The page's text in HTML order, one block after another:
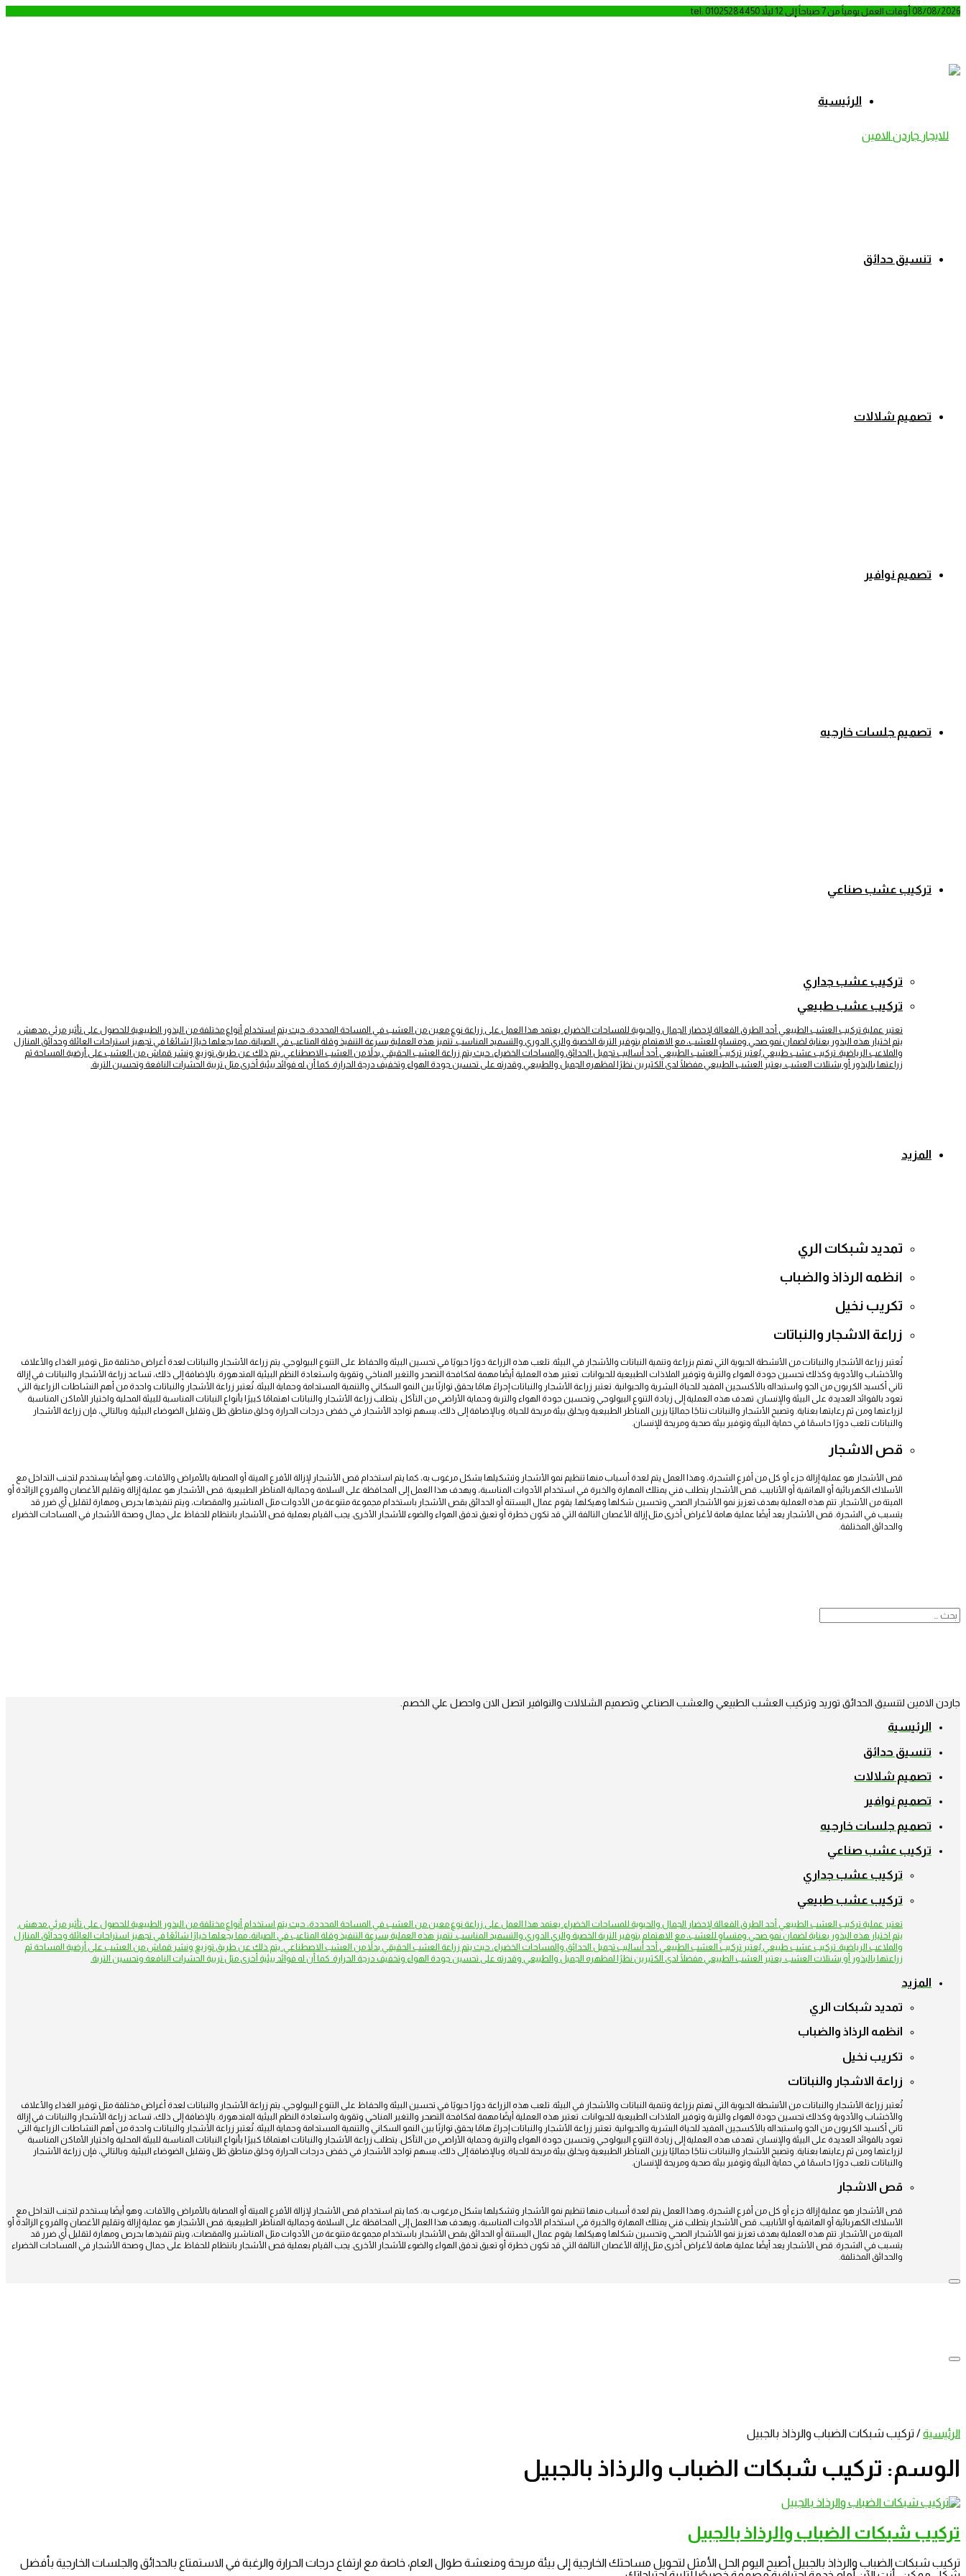
08/08/2026 أوقات العمل يومياً من 7 صباحاً إلى 12 ليلاً tel: 01025284450
الرئيسية
تنسيق حدائق
تصميم شلالات
تصميم نوافير
تصميم جلسات خارجيه
تركيب عشب صناعي
تركيب عشب جداري
تركيب عشب طبيعي
تعتبر عملية تركيب العشب الطبيعي أحد الطرق الفعالة لإحضار الجمال والحيوية للمساحات الخضراء. يعتمد هذا العمل على زراعة نوع معين من العشب في المساحة المحددة، حيث يتم استخدام أنواع مختلفة من البذور الطبيعية للحصول على تأثير مرئي مدهش.
يتم اختيار هذه البذور بعناية لضمان نمو صحي ومتساوٍ للعشب، مع الاهتمام بتوفير التربة الخصبة والري الدوري والتسميد المناسب. تتميز هذه العملية بسرعة التنفيذ وقلة المتاعب في الصيانة، مما يجعلها خيارًا شائعًا في تجهيز استراحات العائلة وحدائق المنازل
والملاعب الرياضية. تركيب عشب طبيعي يُعتبر تركيب العشب الطبيعي أحد أساليب تجميل الحدائق والمساحات الخضراء، حيث يتم زراعة العشب الحقيقي بدلاً من العشب الاصطناعي. يتم ذلك عن طريق توزيع ونشر قماش من العشب على أرضية المساحة ثم
زراعتها بالبذور أو بشتلات العشب. يعتبر العشب الطبيعي مفضلًا لدى الكثيرين نظرًا لمظهره الجميل والطبيعي وقدرته على تحسين جودة الهواء وتخفيف درجة الحرارة. كما أن له فوائد بيئية أخرى مثل تربية الحشرات النافعة وتحسين التربة.
المزيد
تمديد شبكات الري
انظمه الرذاذ والضباب
تكريب نخيل
زراعة الاشجار والنباتات
تُعتبر زراعة الأشجار والنباتات من الأنشطة الحيوية التي تهتم بزراعة وتنمية النباتات والأشجار في البيئة. تلعب هذه الزراعة دورًا حيويًا في تحسين البيئة والحفاظ على التنوع البيولوجي. يتم زراعة الأشجار والنباتات لعدة أغراض مختلفة مثل توفير الغذاء والأعلاف
والأخشاب والأدوية وكذلك تحسين جودة الهواء والتربة وتوفير الملاذات الطبيعية للحيوانات. تعتبر هذه العملية أيضًا مهمة لمكافحة التصحر والتغير المناخي وتقوية واستعادة النظم البيئية المتدهورة. بالإضافة إلى ذلك، تساعد زراعة الأشجار والنباتات في إزالة
ثاني أكسيد الكربون من الجو واستبداله بالأكسجين المفيد للحياة البشرية والحيوانية. تعتبر زراعة الأشجار والنباتات إجراءً هامًا يحقق توازنًا بين النمو السكاني والتنمية المستدامة وحماية البيئة. تُعتبر زراعة الأشجار والنباتات واحدة من أهم النشاطات الزراعية التي
تعود بالفوائد العديدة على البيئة والإنسان. تهدف هذه العملية إلى زيادة التنوع البيولوجي وتحسين جودة الهواء والتربة وحماية الأراضي من التآكل. يتطلب زراعة الأشجار والنباتات اهتمامًا كبيرًا بأنواع النباتات المناسبة للبيئة المحلية واختيار الأماكن المناسبة
لزراعتها ومن ثم رعايتها بعناية. وتصبح الأشجار والنباتات نتاجًا جماليًا يزين المناظر الطبيعية ويخلق بيئة مريحة للحياة. وبالإضافة إلى ذلك، يسهم تواجد الأشجار في خفض درجات الحرارة وخلق مناطق ظل وتقليل الضوضاء البيئية. وبالتالي، فإن زراعة الأشجار
والنباتات تلعب دورًا حاسمًا في حماية البيئة وتوفير بيئة صحية ومريحة للإنسان.
قص الاشجار
قص الأشجار هو عملية إزالة جزء أو كل من أفرع الشجرة، وهذا العمل يتم لعدة أسباب منها تنظيم نمو الأشجار وتشكيلها بشكل مرغوب به، كما يتم استخدام قص الأشجار لإزالة الأفرع الميتة أو المصابة بالأمراض والآفات، وهو أيضًا يستخدم لتجنب التداخل مع
الأسلاك الكهربائية أو الهاتفية أو الأنابيب. قص الأشجار يتطلب فني يمتلك المهارة والخبرة في استخدام الأدوات المناسبة، ويهدف هذا العمل إلى المحافظة على السلامة وجمالية المناظر الطبيعية. قص الأشجار هو عملية إزالة وتقليم الأغصان والفروع الزائدة أو
الميتة من الأشجار. تتم هذه العملية بهدف تعزيز نمو الأشجار الصحي وتحسين شكلها وهيكلها. يقوم عمال البستنة أو الحدائق بقص الأشجار باستخدام مجموعة متنوعة من الأدوات مثل المناشير والمقصات، ويتم تنفيذها بحرص ومهارة لتقليل أي ضرر قد
يتسبب في الشجرة. قص الأشجار يعد أيضًا عملية هامة لأغراض أخرى مثل إزالة الأغصان التالفة التي قد تكون خطرة أو تعيق تدفق الهواء والضوء للأشجار الأخرى. يجب القيام بعملية قص الأشجار بانتظام للحفاظ على جمال وصحة الأشجار في المساحات الخضراء
والحدائق المختلفة.
جاردن الامين لتنسيق الحدائق توريد وتركيب العشب الطبيعي والعشب الصناعي وتصميم الشلالات والنوافير اتصل الان واحصل علي الخصم.
الرئيسية
تنسيق حدائق
تصميم شلالات
تصميم نوافير
تصميم جلسات خارجيه
تركيب عشب صناعي
تركيب عشب جداري
تركيب عشب طبيعي
تعتبر عملية تركيب العشب الطبيعي أحد الطرق الفعالة لإحضار الجمال والحيوية للمساحات الخضراء. يعتمد هذا العمل على زراعة نوع معين من العشب في المساحة المحددة، حيث يتم استخدام أنواع مختلفة من البذور الطبيعية للحصول على تأثير مرئي مدهش.
يتم اختيار هذه البذور بعناية لضمان نمو صحي ومتساوٍ للعشب، مع الاهتمام بتوفير التربة الخصبة والري الدوري والتسميد المناسب. تتميز هذه العملية بسرعة التنفيذ وقلة المتاعب في الصيانة، مما يجعلها خيارًا شائعًا في تجهيز استراحات العائلة وحدائق المنازل
والملاعب الرياضية. تركيب عشب طبيعي يُعتبر تركيب العشب الطبيعي أحد أساليب تجميل الحدائق والمساحات الخضراء، حيث يتم زراعة العشب الحقيقي بدلاً من العشب الاصطناعي. يتم ذلك عن طريق توزيع ونشر قماش من العشب على أرضية المساحة ثم
زراعتها بالبذور أو بشتلات العشب. يعتبر العشب الطبيعي مفضلًا لدى الكثيرين نظرًا لمظهره الجميل والطبيعي وقدرته على تحسين جودة الهواء وتخفيف درجة الحرارة. كما أن له فوائد بيئية أخرى مثل تربية الحشرات النافعة وتحسين التربة.
المزيد
تمديد شبكات الري
انظمه الرذاذ والضباب
تكريب نخيل
زراعة الاشجار والنباتات
تُعتبر زراعة الأشجار والنباتات من الأنشطة الحيوية التي تهتم بزراعة وتنمية النباتات والأشجار في البيئة. تلعب هذه الزراعة دورًا حيويًا في تحسين البيئة والحفاظ على التنوع البيولوجي. يتم زراعة الأشجار والنباتات لعدة أغراض مختلفة مثل توفير الغذاء والأعلاف
والأخشاب والأدوية وكذلك تحسين جودة الهواء والتربة وتوفير الملاذات الطبيعية للحيوانات. تعتبر هذه العملية أيضًا مهمة لمكافحة التصحر والتغير المناخي وتقوية واستعادة النظم البيئية المتدهورة. بالإضافة إلى ذلك، تساعد زراعة الأشجار والنباتات في إزالة
ثاني أكسيد الكربون من الجو واستبداله بالأكسجين المفيد للحياة البشرية والحيوانية. تعتبر زراعة الأشجار والنباتات إجراءً هامًا يحقق توازنًا بين النمو السكاني والتنمية المستدامة وحماية البيئة. تُعتبر زراعة الأشجار والنباتات واحدة من أهم النشاطات الزراعية التي
تعود بالفوائد العديدة على البيئة والإنسان. تهدف هذه العملية إلى زيادة التنوع البيولوجي وتحسين جودة الهواء والتربة وحماية الأراضي من التآكل. يتطلب زراعة الأشجار والنباتات اهتمامًا كبيرًا بأنواع النباتات المناسبة للبيئة المحلية واختيار الأماكن المناسبة
لزراعتها ومن ثم رعايتها بعناية. وتصبح الأشجار والنباتات نتاجًا جماليًا يزين المناظر الطبيعية ويخلق بيئة مريحة للحياة. وبالإضافة إلى ذلك، يسهم تواجد الأشجار في خفض درجات الحرارة وخلق مناطق ظل وتقليل الضوضاء البيئية. وبالتالي، فإن زراعة الأشجار
والنباتات تلعب دورًا حاسمًا في حماية البيئة وتوفير بيئة صحية ومريحة للإنسان.
قص الاشجار
قص الأشجار هو عملية إزالة جزء أو كل من أفرع الشجرة، وهذا العمل يتم لعدة أسباب منها تنظيم نمو الأشجار وتشكيلها بشكل مرغوب به، كما يتم استخدام قص الأشجار لإزالة الأفرع الميتة أو المصابة بالأمراض والآفات، وهو أيضًا يستخدم لتجنب التداخل مع
الأسلاك الكهربائية أو الهاتفية أو الأنابيب. قص الأشجار يتطلب فني يمتلك المهارة والخبرة في استخدام الأدوات المناسبة، ويهدف هذا العمل إلى المحافظة على السلامة وجمالية المناظر الطبيعية. قص الأشجار هو عملية إزالة وتقليم الأغصان والفروع الزائدة أو
الميتة من الأشجار. تتم هذه العملية بهدف تعزيز نمو الأشجار الصحي وتحسين شكلها وهيكلها. يقوم عمال البستنة أو الحدائق بقص الأشجار باستخدام مجموعة متنوعة من الأدوات مثل المناشير والمقصات، ويتم تنفيذها بحرص ومهارة لتقليل أي ضرر قد
يتسبب في الشجرة. قص الأشجار يعد أيضًا عملية هامة لأغراض أخرى مثل إزالة الأغصان التالفة التي قد تكون خطرة أو تعيق تدفق الهواء والضوء للأشجار الأخرى. يجب القيام بعملية قص الأشجار بانتظام للحفاظ على جمال وصحة الأشجار في المساحات الخضراء
والحدائق المختلفة.
الرئيسية/ تركيب شبكات الضباب والرذاذ بالجبيل
الوسم: تركيب شبكات الضباب والرذاذ بالجبيل
تركيب شبكات الضباب والرذاذ بالجبيل
تركيب شبكات الضباب والرذاذ بالجبيل أصبح اليوم الحل الأمثل لتحويل مساحتك الخارجية إلى بيئة مريحة ومنعشة طوال العام، خاصة مع ارتفاع درجات الحرارة والرغبة في الاستمتاع بالحدائق والجلسات الخارجية بأفضل